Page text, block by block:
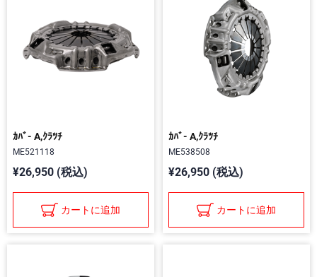
ｶﾊﾞ- A,ｸﾗﾂﾁ
ME521118
¥26,950 (税込)
カートに追加
ｶﾊﾞ- A,ｸﾗﾂﾁ
ME538508
¥26,950 (税込)
カートに追加